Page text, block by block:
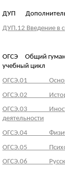
ДУП
ДУП.12 Введение в
ОГСЭ Общий
учебный цикл
ОГСЭ.01
ОГСЭ.02
ОГСЭ.03
деятельности
ОГСЭ.04
ОГСЭ.05
ОГСЭ.06 Русский